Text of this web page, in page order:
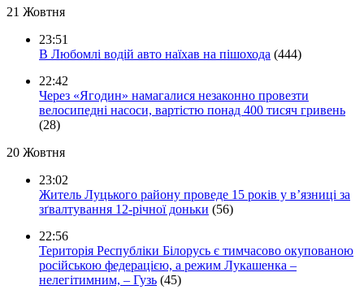
21 Жовтня
23:51
В Любомлі водій авто наїхав на пішохода (444)
22:42
Через «Ягодин» намагалися незаконно провезти
велосипедні насоси, вартістю понад 400 тисяч гривень
(28)
20 Жовтня
23:02
Житель Луцького району проведе 15 років у в’язниці за
зґвалтування 12-річної доньки (56)
22:56
Територія Республіки Білорусь є тимчасово окупованою
російською федерацією, а режим Лукашенка –
нелегітимним, – Гузь (45)